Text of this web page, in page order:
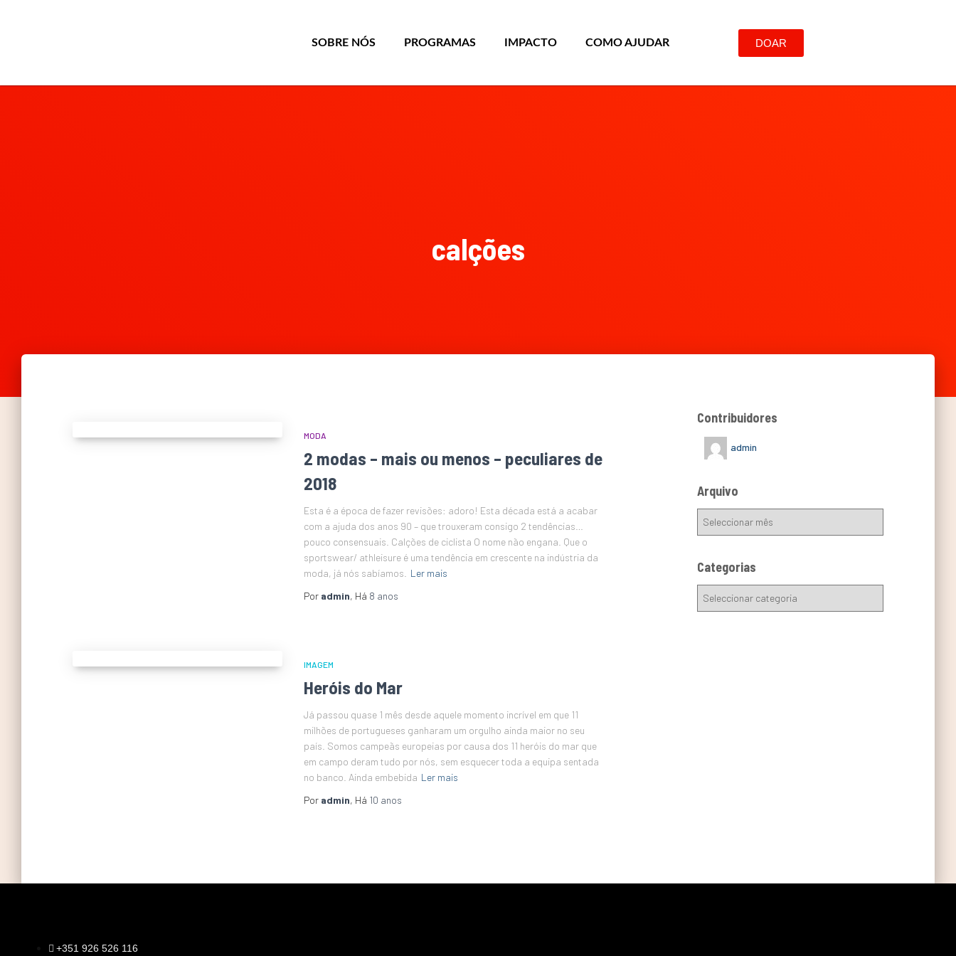
SOBRE NÓS PROGRAMAS IMPACTO COMO AJUDAR DOAR
calções
MODA
2 modas – mais ou menos – peculiares de
2018
Esta é a época de fazer revisões: adoro! Esta década está a acabar
com a ajuda dos anos 90 – que trouxeram consigo 2 tendências…
pouco consensuais. Calções de ciclista O nome não engana. Que o
sportswear/ athleisure é uma tendência em crescente na indústria da
moda, já nós sabíamos.
Ler mais
Por admin, Há 8 anos
IMAGEM
Heróis do Mar
Já passou quase 1 mês desde aquele momento incrível em que 11
milhões de portugueses ganharam um orgulho ainda maior no seu
país. Somos campeãs europeias por causa dos 11 heróis do mar que
em campo deram tudo por nós, sem esquecer toda a equipa sentada
no banco. Ainda embebida Ler mais
Por admin, Há 10 anos
Contribuidores
admin
Arquivo
Categorias
+351 926 526 116